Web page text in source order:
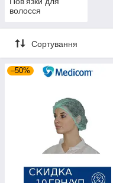
волосся
Сортування
–50%